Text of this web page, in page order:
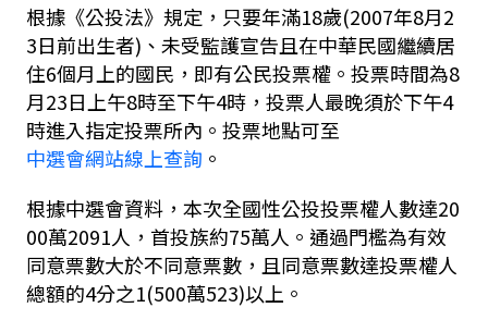
根據《公投法》規定，只要年滿18歲(2007年8月2
3日前出生者) 、未受監護宣告且在中華民國繼續居
住6個月上的國民，即有公民投票權。投票時間為8
月23日上午8時至下午4時，投票人最晚須於下午4
時進入指定投票所內。投票地點可至
中選會網站線上查詢 。
根據中選會資料，本次全國性公投投票權人數達20
00萬2091人，首投族約75萬人。通過門檻為有效
同意票數大於不同意票數，且同意票數達投票權人
總額的4分之1(500萬523)以上。